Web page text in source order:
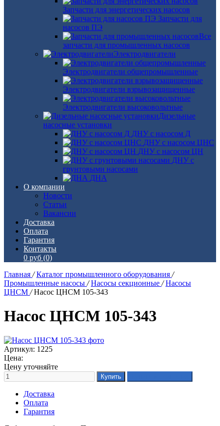
Запчасти для энергетических насосов
Запчасти для
насосов ПЭ
Все
запчасти для промышленных насосов
Электродвигатели
Электродвигатели общепромышленные
Электродвигатели взрывозащищенные
Электродвигатели высоковольтные
Дизельные
насосные установки
ДНУ с насосом Д
ДНУ с насосом ЦНС
ДНУ с насосом ЦН
ДНУ с
грунтовыми насосами
ДНА
О компании
Новости
Статьи
Вакансии
Доставка
Оплата
Гарантия
Контакты
0 руб (0)
Главная / Каталог промышленного оборудования /
Промышленные насосы / Насосы секционные / Насосы
ЦНСМ / Насос ЦНСМ 105-343
Насос ЦНСМ 105-343
Артикул: 1225
Цена:
Цену уточняйте
Доставка
Оплата
Гарантия